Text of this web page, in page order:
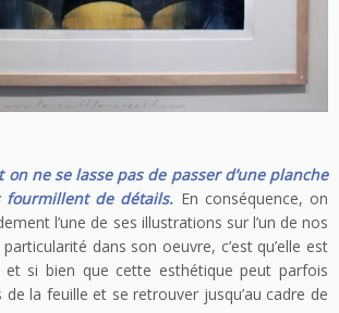
ne se lasse pas de passer d’une planche
fourmillent de détails. En conséquence, on
l’une de ses illustrations sur l’un de nos
dans son oeuvre, c’est qu’elle est
et si bien que cette esthétique peut parfois
de la feuille et se retrouver jusqu’au cadre de